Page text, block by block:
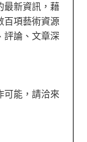
最新資訊，藉
百項藝術資源
評論、文章深
可能，請洽來